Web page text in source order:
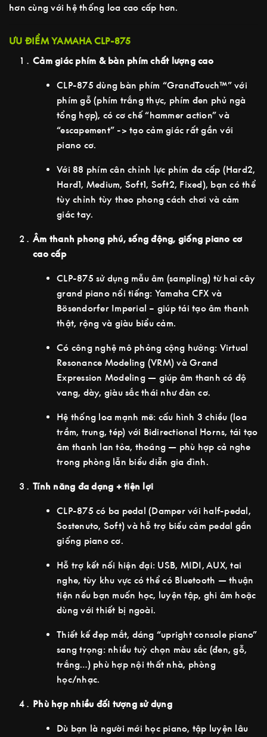
hơn cùng với hệ thống loa cao cấp hơn.
ƯU ĐIỂM YAMAHA CLP-875
Cảm giác phím & bàn phím chất lượng cao
CLP-875 dùng bàn phím “GrandTouch™” với
phím gỗ (phím trắng thực, phím đen phủ ngà
tổng hợp), có cơ chế “hammer action” và
“escapement” -> tạo cảm giác rất gần với
piano cơ.
Với 88 phím cân chỉnh lực phím đa cấp (Hard2,
Hard1, Medium, Soft1, Soft2, Fixed), bạn có thể
tùy chỉnh tùy theo phong cách chơi và cảm
giác tay.
Âm thanh phong phú, sống động, giống piano cơ
cao cấp
CLP-875 sử dụng mẫu âm (sampling) từ hai cây
grand piano nổi tiếng: Yamaha CFX và
Bösendorfer Imperial – giúp tái tạo âm thanh
thật, rộng và giàu biểu cảm.
Có công nghệ mô phỏng cộng hưởng: Virtual
Resonance Modeling (VRM) và Grand
Expression Modeling — giúp âm thanh có độ
vang, dày, giàu sắc thái như đàn cơ.
Hệ thống loa mạnh mẽ: cấu hình 3 chiều (loa
trầm, trung, tép) với Bidirectional Horns, tái tạo
âm thanh lan tỏa, thoáng — phù hợp cả nghe
trong phòng lẫn biểu diễn gia đình.
Tính năng đa dạng + tiện lợi
CLP-875 có ba pedal (Damper với half-pedal,
Sostenuto, Soft) và hỗ trợ biểu cảm pedal gần
giống piano cơ.
Hỗ trợ kết nối hiện đại: USB, MIDI, AUX, tai
nghe, tùy khu vực có thể có Bluetooth — thuận
tiện nếu bạn muốn học, luyện tập, ghi âm hoặc
dùng với thiết bị ngoài.
Thiết kế đẹp mắt, dáng “upright console piano”
sang trọng: nhiều tuỳ chọn màu sắc (đen, gỗ,
trắng…) phù hợp nội thất nhà, phòng
học/nhạc.
Phù hợp nhiều đối tượng sử dụng
Dù bạn là người mới học piano, tập luyện lâu